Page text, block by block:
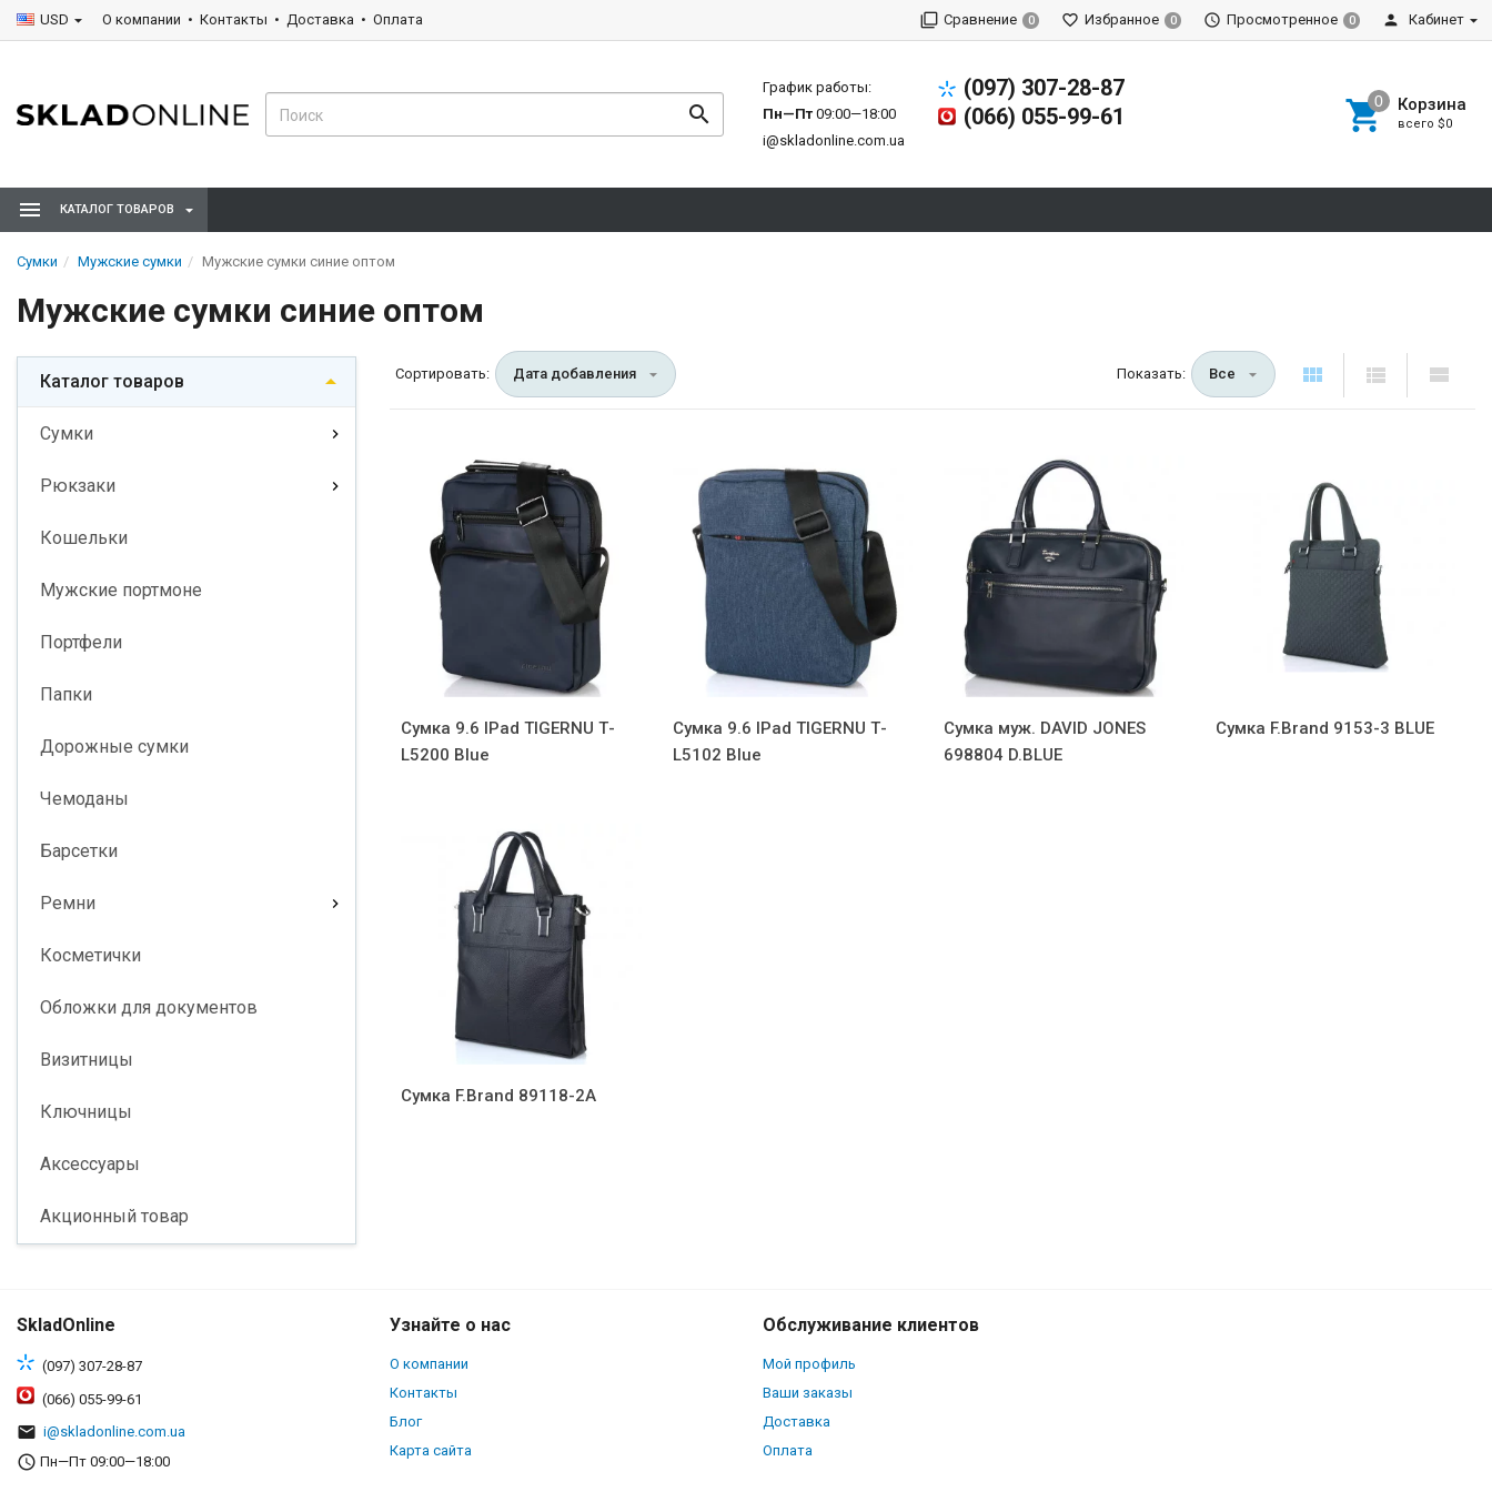
USD О компании Контакты Доставка Оплата Сравнение 0 Избранное 0 Просмотренное 0 Кабинет
График работы:
Пн—Пт09:00—18:00
i@skladonline.com.ua
(097) 307-28-87
(066) 055-99-61
Корзина
всего $0
КАТАЛОГ ТОВАРОВ
Сумки Мужские сумки Мужские сумки синие оптом
Мужские сумки синие оптом
Каталог товаров
Сумки
Рюкзаки
Кошельки
Мужские портмоне
Портфели
Папки
Дорожные сумки
Чемоданы
Барсетки
Ремни
Косметички
Обложки для документов
Визитницы
Ключницы
Аксессуары
Акционный товар
Сортировать: Дата добавления Показать: Все
Сумка 9.6 IPad TIGERNU Т-
L5200 Blue
Сумка 9.6 IPad TIGERNU Т-
L5102 Blue
Сумка муж. DAVID JONES
698804 D.BLUE
Сумка F.Brand 9153-3 BLUE
Сумка F.Brand 89118-2А
SkladOnline
(097) 307-28-87
(066) 055-99-61
i@skladonline.com.ua
Пн—Пт 09:00—18:00
Узнайте о нас
О компании
Контакты
Блог
Карта сайта
Обслуживание клиентов
Мой профиль
Ваши заказы
Доставка
Оплата